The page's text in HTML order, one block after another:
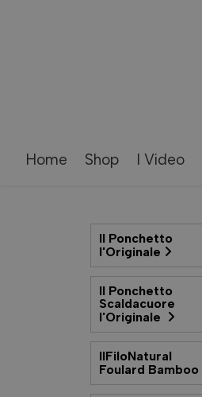
Home Shop I Video
Il Ponchetto
l'Originale
Il Ponchetto
Scaldacuore
l'Originale
IlFiloNatural
Foulard Bamboo